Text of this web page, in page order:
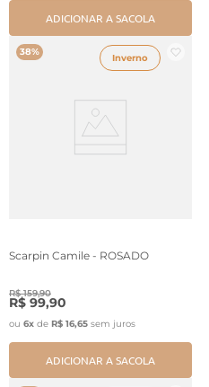
ADICIONAR A SACOLA
Inverno
38%
Scarpin Camile - ROSADO
R$ 159,90
R$ 99,90
ou 6x de R$ 16,65 sem juros
ADICIONAR A SACOLA